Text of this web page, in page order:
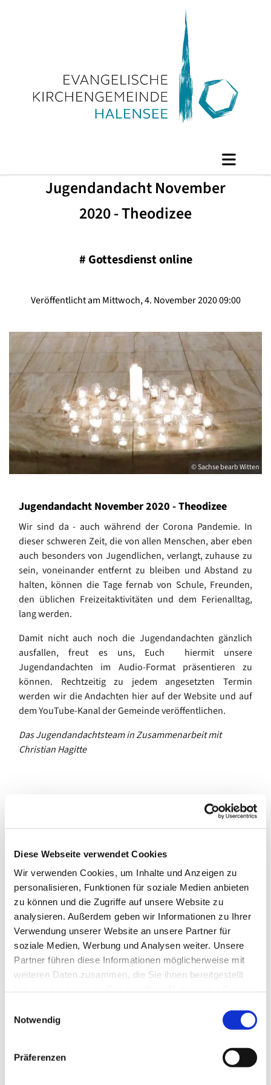
Diese Webseite verwendet Cookies
Wir verwenden Cookies, um Inhalte und Anzeigen zu
personalisieren, Funktionen für soziale Medien anbieten
zu können und die Zugriffe auf unsere Website zu
analysieren. Außerdem geben wir Informationen zu Ihrer
Verwendung unserer Website an unsere Partner für
soziale Medien, Werbung und Analysen weiter. Unsere
Partner führen diese Informationen möglicherweise mit
weiteren Daten zusammen, die Sie ihnen bereitgestellt
Notwendig
Präferenzen
Jugendandacht November
2020 - Theodizee
# Gottesdienst online
Veröffentlicht am Mittwoch, 4. November 2020 09:00
© Sachse bearb Witten
Jugendandacht November 2020 - Theodizee
Wir sind da - auch während der Corona Pandemie. In
dieser schweren Zeit, die von allen Menschen, aber eben
auch besonders von Jugendlichen, verlangt, zuhause zu
sein, voneinander entfernt zu bleiben und Abstand zu
halten, können die Tage fernab von Schule, Freunden,
den üblichen Freizeitaktivitäten und dem Ferienalltag,
lang werden.
Damit nicht auch noch die Jugendandachten gänzlich
ausfallen, freut es uns, Euch hiermit unsere
Jugendandachten im Audio-Format präsentieren zu
können. Rechtzeitig zu jedem angesetzten Termin
werden wir die Andachten hier auf der Website und auf
dem YouTube-Kanal der Gemeinde veröffentlichen.
Das Jugendandachtsteam in Zusammenarbeit mit
Christian Hagitte
Andacht: Markus Sachse und Zoe Matthes
Musik: Tim Litwenschuh und Christian Hagitte
Audioproduktion: Christian Hagitte
Dies könnte Sie auch interessieren